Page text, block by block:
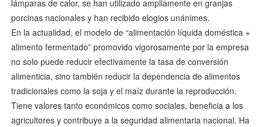
lámparas de calor, se han utilizado ampliamente en granjas
porcinas nacionales y han recibido elogios unánimes.
En la actualidad, el modelo de “alimentación líquida doméstica +
alimento fermentado” promovido vigorosamente por la empresa
no solo puede reducir efectivamente la tasa de conversión
alimenticia, sino también reducir la dependencia de alimentos
tradicionales como la soja y el maíz durante la reproducción.
Tiene valores tanto económicos como sociales, beneficia a los
agricultores y contribuye a la seguridad alimentaria nacional. Ha